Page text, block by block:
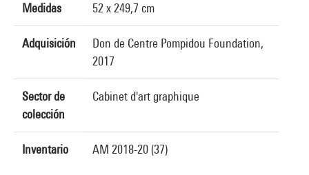
Medidas 52 x 249,7 cm
Adquisición
Don de Centre Pompidou Foundation,
2017
Sector de
colección
Cabinet d'art graphique
Inventario AM 2018-20 (37)